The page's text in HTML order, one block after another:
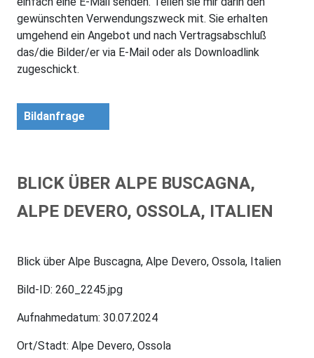
gewünschten Verwendungszweck mit. Sie erhalten
umgehend ein Angebot und nach Vertragsabschluß
das/die Bilder/er via E-Mail oder als Downloadlink
zugeschickt.
Bildanfrage
BLICK ÜBER ALPE BUSCAGNA,
ALPE DEVERO, OSSOLA, ITALIEN
Blick über Alpe Buscagna, Alpe Devero, Ossola, Italien
Bild-ID: 260_2245.jpg
Aufnahmedatum: 30.07.2024
Ort/Stadt: Alpe Devero, Ossola